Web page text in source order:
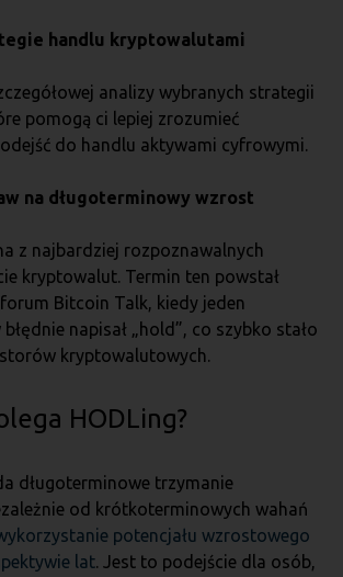
handlu kryptowalutami
analizy wybranych strategii
pomogą ci lepiej zrozumieć
do handlu aktywami cyfrowymi.
na długoterminowy wzrost
z najbardziej rozpoznawalnych
kryptowalut. Termin ten powstał
Bitcoin Talk, kiedy jeden
napisał „hold”, co szybko stało
kryptowalutowych.
HODLing?
długoterminowe trzymanie
od krótkoterminowych wahań
potencjału wzrostowego
lat. Jest to podejście dla osób,